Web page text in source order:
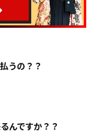
うの？？
んですか？？